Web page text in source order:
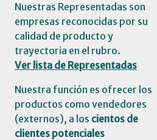
Nuestras Representadas son
empresas reconocidas por su
calidad de producto y
trayectoria en el rubro.
Ver lista de Representadas
Nuestra función es ofrecer los
productos como vendedores
(externos), a los cientos de
clientes potenciales